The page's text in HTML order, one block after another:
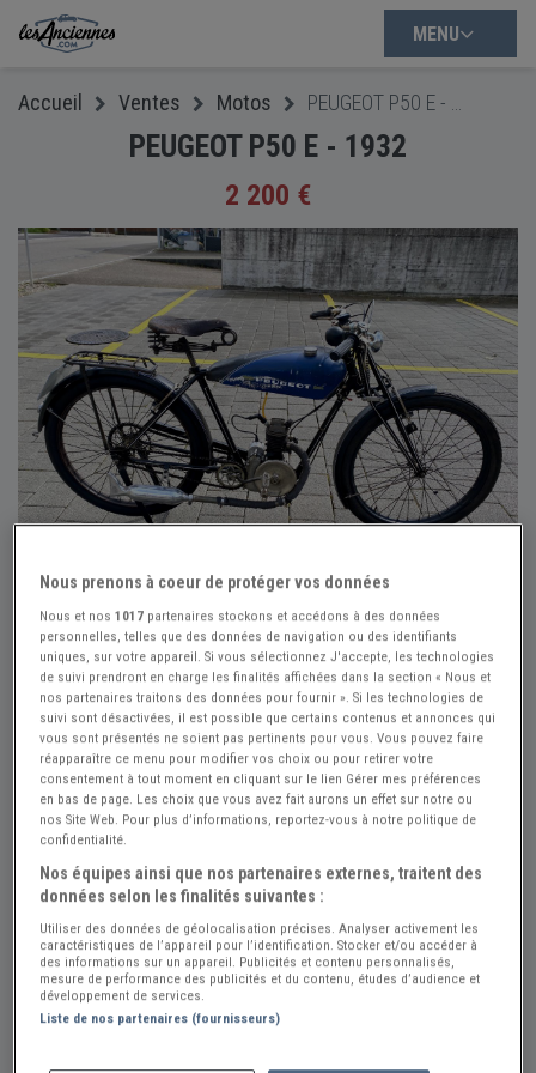
MENU
Accueil Ventes Motos
PEUGEOT P50 E - 1932
2 200 €
Réf : A872394 Actualisée le : 26/07/2026
PEUGEOT P50 E - 1932
Créer une alerte PEUGEOT P50 E
2 200 €
Vendeur Particulier
Suisse
Nous prenons à coeur de protéger vos données
Nous et nos1017 partenaires stockons et accédons à des données
personnelles, telles que des données de navigation ou des identifiants
uniques, sur votre appareil. Si vous sélectionnez J'accepte, les technologies
de suivi prendront en charge les finalités affichées dans la section « Nous et
nos partenaires traitons des données pour fournir ». Si les technologies de
suivi sont désactivées, il est possible que certains contenus et annonces qui
vous sont présentés ne soient pas pertinents pour vous. Vous pouvez faire
réapparaître ce menu pour modifier vos choix ou pour retirer votre
consentement à tout moment en cliquant sur le lien Gérer mes préférences
en bas de page. Les choix que vous avez fait aurons un effet sur notre ou
nos Site Web. Pour plus d’informations, reportez-vous à notre politique de
confidentialité.
Nos équipes ainsi que nos partenaires externes, traitent des
données selon les finalités suivantes :
Utiliser des données de géolocalisation précises. Analyser activement les
caractéristiques de l’appareil pour l’identification. Stocker et/ou accéder à
des informations sur un appareil. Publicités et contenu personnalisés,
mesure de performance des publicités et du contenu, études d’audience et
développement de services.
Liste de nos partenaires (fournisseurs)